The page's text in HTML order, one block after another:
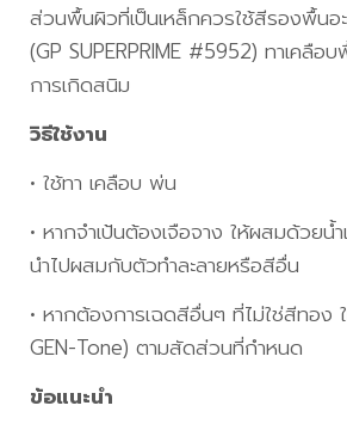
ส่วนพื้นผิวที่เป็นเหล็กควรใช้สีรองพื้นอ
(GP SUPERPRIME #5952) ทาเคลือ
การเกิดสนิม
วิธีใช้งาน
• ใช้ทา เคลือบ พ่น
• หากจำเป้นต้องเจือจาง ให้ผสมด้วยน้ำ
นำไปผสมกับตัวทำละลายหรือสีอื่น
• หากต้องการเฉดสีอื่นๆ ที่ไม่ใช่สีทอง
GEN-Tone) ตามสัดส่วนที่กำหนด
ข้อแนะนำ